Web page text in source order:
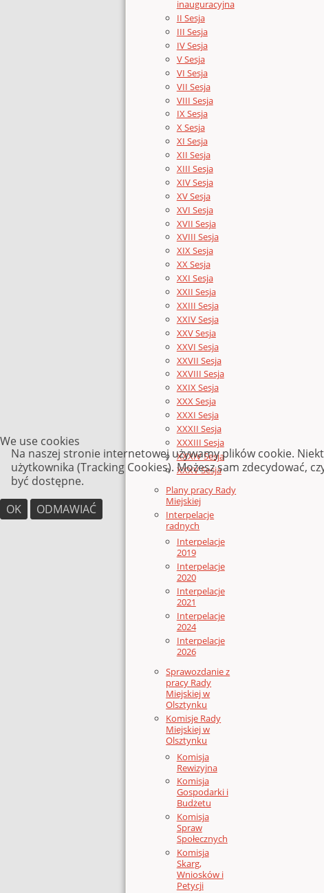
inauguracyjna
II Sesja
III Sesja
IV Sesja
V Sesja
VI Sesja
VII Sesja
VIII Sesja
IX Sesja
X Sesja
XI Sesja
XII Sesja
XIII Sesja
XIV Sesja
XV Sesja
XVI Sesja
XVII Sesja
XVIII Sesja
XIX Sesja
XX Sesja
XXI Sesja
XXII Sesja
XXIII Sesja
XXIV Sesja
XXV Sesja
XXVI Sesja
XXVII Sesja
XXVIII Sesja
XXIX Sesja
XXX Sesja
XXXI Sesja
XXXII Sesja
XXXIII Sesja
XXXIV Sesja
XXXV Sesja
Plany pracy Rady
Miejskiej
Interpelacje
radnych
Interpelacje
2019
Interpelacje
2020
Interpelacje
2021
Interpelacje
2024
Interpelacje
2026
Sprawozdanie z
pracy Rady
Miejskiej w
Olsztynku
Komisje Rady
Miejskiej w
Olsztynku
Komisja
Rewizyjna
Komisja
Gospodarki i
Budżetu
Komisja
Spraw
Społecznych
Komisja
Skarg,
Wniosków i
Petycji
We use cookies
Na naszej stronie internetowej używamy plików cookie.
użytkownika (Tracking Cookies). Możesz sam zdecydować,
być dostępne.
OK
ODMAWIAĆ